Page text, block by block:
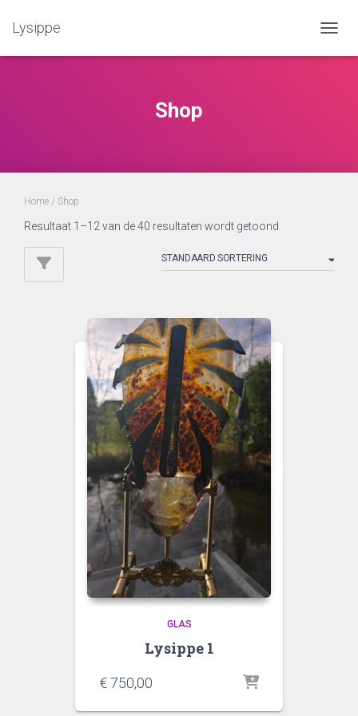
Lysippe
Shop
Home / Shop
Resultaat 1–12 van de 40 resultaten wordt getoond
GLAS
Lysippe 1
€750,00